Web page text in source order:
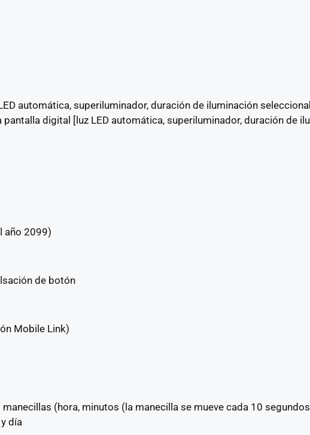
automática, superiluminador, duración de iluminación
digital [luz LED automática, superiluminador, duración de
año 2099)
de botón
Mobile Link)
(hora, minutos (la manecilla se mueve cada 10
día